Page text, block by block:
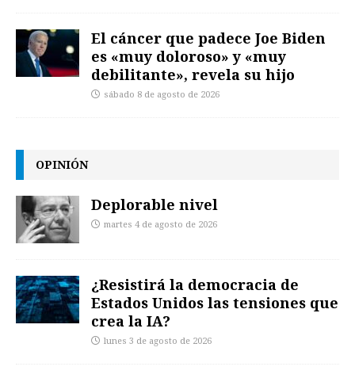
El cáncer que padece Joe Biden
es «muy doloroso» y «muy
debilitante», revela su hijo
sábado 8 de agosto de 2026
OPINIÓN
Deplorable nivel
martes 4 de agosto de 2026
¿Resistirá la democracia de
Estados Unidos las tensiones que
crea la IA?
lunes 3 de agosto de 2026